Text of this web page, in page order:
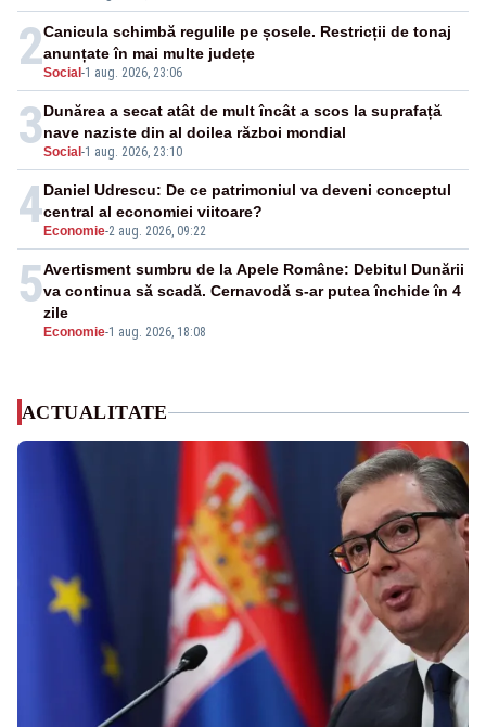
2Social -1 aug. 2026, 23:06
Canicula schimbă regulile pe șosele. Restricții de tonaj
anunțate în mai multe județe
3Social -1 aug. 2026, 23:10
Dunărea a secat atât de mult încât a scos la suprafață
nave naziste din al doilea război mondial
4 Economie-2 aug. 2026, 09:22
Daniel Udrescu: De ce patrimoniul va deveni conceptul
central al economiei viitoare?
5
Economie-1 aug. 2026, 18:08
Avertisment sumbru de la Apele Române: Debitul Dunării
va continua să scadă. Cernavodă s-ar putea închide în 4
zile
ACTUALITATE